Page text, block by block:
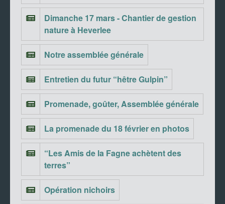
Dimanche 17 mars - Chantier de gestion
nature à Heverlee
Notre assemblée générale
Entretien du futur “hêtre Gulpin”
Promenade, goûter, Assemblée générale
La promenade du 18 février en photos
“Les Amis de la Fagne achètent des
terres”
Opération nichoirs